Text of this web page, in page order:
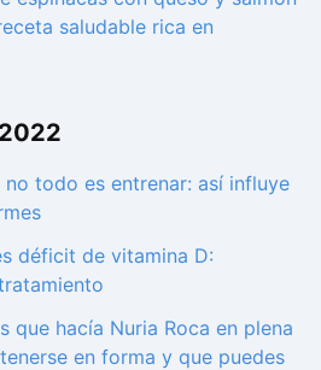
saludable rica en
no todo es entrenar: así influye
déficit de vitamina D:
que hacía Nuria Roca en plena
en forma y que puedes